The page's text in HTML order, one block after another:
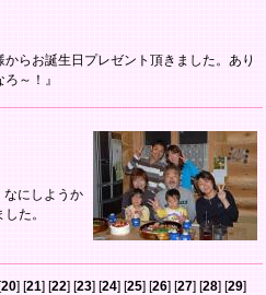
らお誕生日プレゼント頂きました。あり
～！』
にしようか
た。
20] [21] [22] [23] [24] [25] [26] [27] [28] [29]